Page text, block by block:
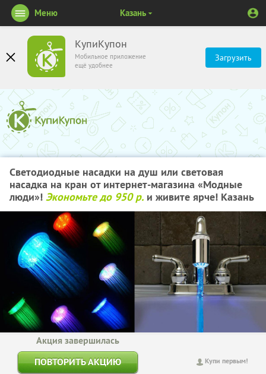
КупиКупон
Мобильное приложение
ещё удобнее
Загрузить
Меню Казань
Светодиодные насадки на душ или световая
насадка на кран от интернет-магазина «Модные
люди»! Экономьте до 950 р. и живите ярче! Казань
Купи первым!
Акция завершилась
ПОВТОРИТЬ АКЦИЮ